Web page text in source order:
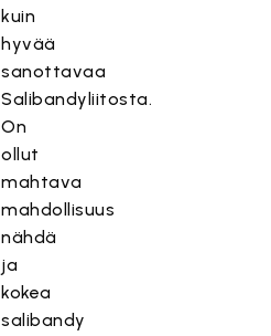
kuin
hyvää
sanottavaa
Salibandyliitosta.
On
ollut
mahtava
mahdollisuus
nähdä
ja
kokea
salibandy